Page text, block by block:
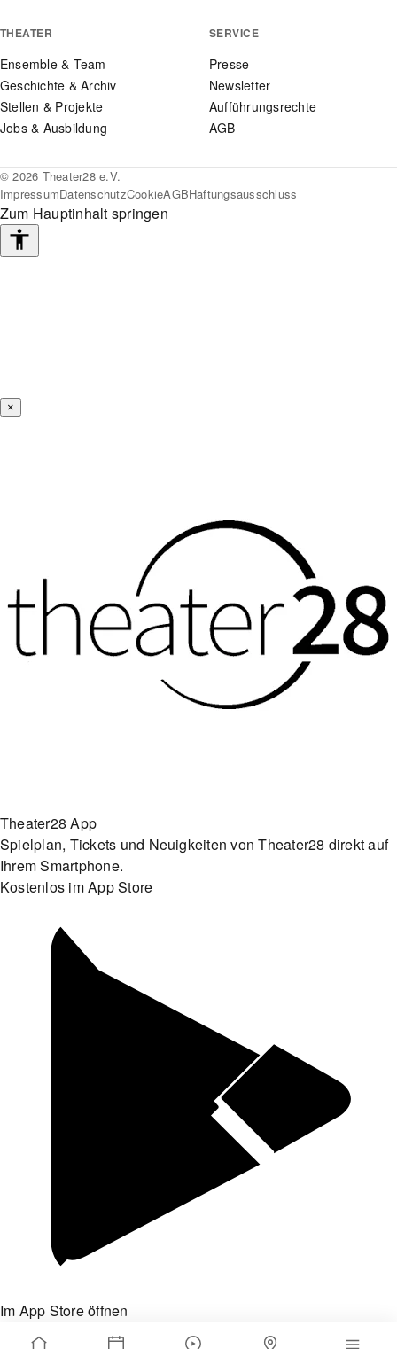
THEATER
Ensemble & Team
Geschichte & Archiv
Stellen & Projekte
Jobs & Ausbildung
SERVICE
Presse
Newsletter
Aufführungsrechte
AGB
© 2026 Theater28 e.V.
ImpressumDatenschutzCookieAGBHaftungsausschluss
Zum Hauptinhalt springen
Barrierefreiheits-
×
Theater28 App
Spielplan, Tickets und Neuigkeiten von Theater28 direkt auf
Ihrem Smartphone.
Kostenlos im App Store
Im App Store öffnen